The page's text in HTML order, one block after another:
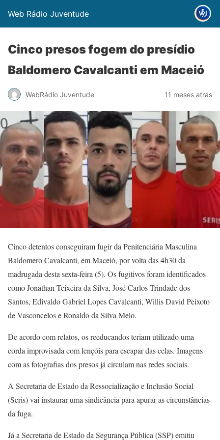
Web Rádio Juventude
Cinco presos fogem do presídio
Baldomero Cavalcanti em Maceió
WebRádio Juventude 11 meses atrás
Cinco detentos conseguiram fugir da Penitenciária Masculina
Baldomero Cavalcanti, em Maceió, por volta das 4h30 da
madrugada desta sexta-feira (5). Os fugitivos foram identificados
como Jonathan Teixeira da Silva, José Carlos Trindade dos
Santos, Edivaldo Gabriel Lopes Cavalcanti, Willis David Peixoto
de Vasconcelos e Ronaldo da Silva Melo.
De acordo com relatos, os reeducandos teriam utilizado uma
corda improvisada com lençóis para escapar das celas. Imagens
com as fotografias dos presos já circulam nas redes sociais.
A Secretaria de Estado da Ressocialização e Inclusão Social
(Seris) vai instaurar uma sindicância para apurar as circunstâncias
da fuga.
Já a Secretaria de Estado da Segurança Pública (SSP) emitiu